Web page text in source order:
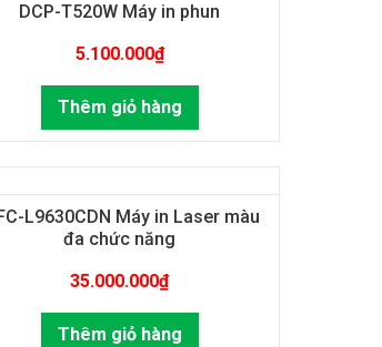
DCP-T520W Máy in phun
5.100.000₫
Thêm giỏ hàng
L9630CDN Máy in Laser màu
đa chức năng
35.000.000₫
Thêm giỏ hàng